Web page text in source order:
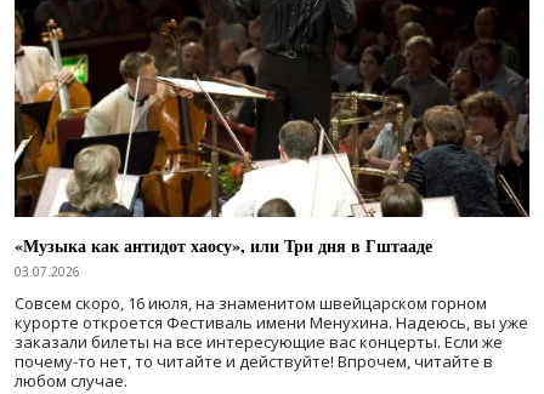
«Музыка как антидот хаосу», или Три дня в Гштааде
03.07.2026
Совсем скоро, 16 июля, на знаменитом швейцарском горном
курорте откроется Фестиваль имени Менухина. Надеюсь, вы уже
заказали билеты на все интересующие вас концерты. Если же
почему-то нет, то читайте и действуйте! Впрочем, читайте в
любом случае.